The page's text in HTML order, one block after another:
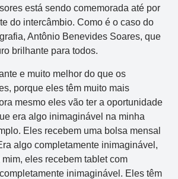
está sendo comemorada até por
do intercâmbio. Como é o caso do
Antônio Benevides Soares, que
brilhante para todos.
e muito melhor do que os
porque eles têm muito mais
mesmo eles vão ter a oportunidade
era algo inimaginável na minha
Eles recebem uma bolsa mensal
algo completamente inimaginável,
eles recebem tablet com
inimaginável. Eles têm